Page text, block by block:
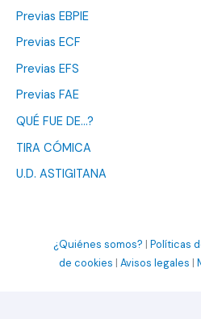
Previas EBPIE
Previas ECF
Previas EFS
Previas FAE
QUÉ FUE DE…?
TIRA CÓMICA
U.D. ASTIGITANA
¿Quiénes somos? | Políticas
de cookies | Avisos legales |